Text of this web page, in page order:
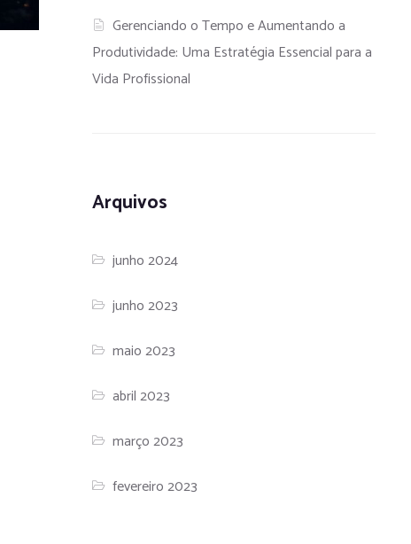
Gerenciando o Tempo e Aumentando a
Produtividade: Uma Estratégia Essencial para a
Vida Profissional
Arquivos
junho 2024
junho 2023
maio 2023
abril 2023
março 2023
fevereiro 2023